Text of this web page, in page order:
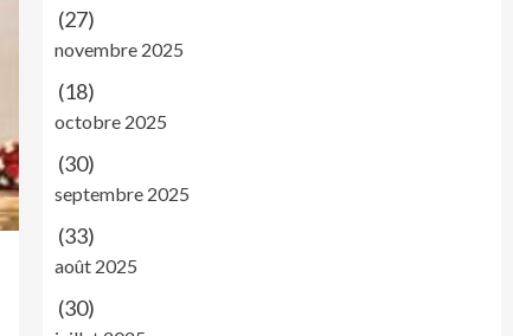
(27)
novembre 2025
(18)
octobre 2025
(30)
septembre 2025
(33)
août 2025
(30)